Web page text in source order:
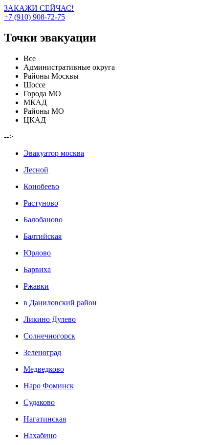
ЗАКАЖИ СЕЙЧАС!
+7 (910) 908-72-75
Точки эвакуации
Все
Административные округа
Районы Москвы
Шоссе
Города МО
МКАД
Районы МО
ЦКАД
-->
Эвакуатор москва
Лесной
Конобеево
Растуново
Балобаново
Балтийская
Юрлово
Барвиха
Ржавки
в Даниловский район
Ликино Дулево
Солнечногорск
Зеленоград
Медведково
Наро Фоминск
Судаково
Нагатинская
Нахабино